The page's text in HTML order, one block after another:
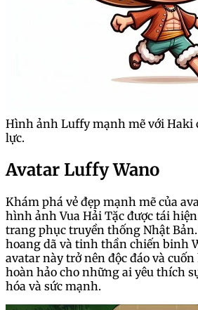
Hình ảnh Luffy mạnh mẽ với Haki
lực.
Avatar Luffy Wano
Khám phá vẻ đẹp mạnh mẽ của
hình ảnh Vua Hải Tặc được tái
trang phục truyền thống Nhật
hoang dã và tinh thần chiến binh
avatar này trở nên độc đáo và
hoàn hảo cho những ai yêu thích
hóa và sức mạnh.